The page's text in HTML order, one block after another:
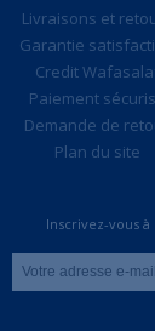
Livraisons et
Garantie
Credit
Paiement
Demande de
Plan du site
Inscrivez-vous